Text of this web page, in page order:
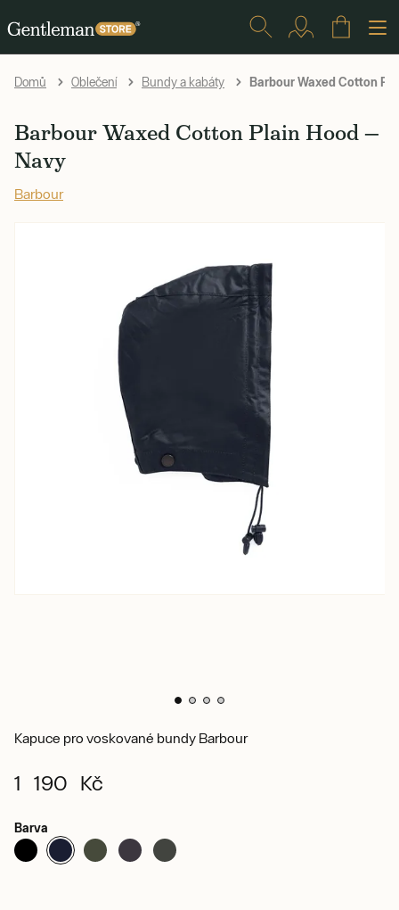
Domů Oblečení Bundy a kabáty Barbour Waxed Cotton
Barbour Waxed Cotton Plain Hood —
Navy
Barbour
Kapuce pro voskované bundy Barbour
1 190 Kč
Barva